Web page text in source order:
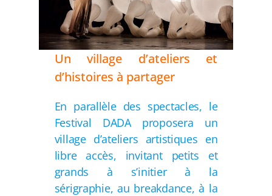
Un village d’ateliers et
d’histoires à partager
En parallèle des spectacles, le
Festival DADA proposera un
village d’ateliers artistiques en
libre accès, invitant petits et
grands à s’initier à la
sérigraphie, au breakdance, à la